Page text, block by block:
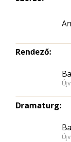
Rendező:
Dramaturg: